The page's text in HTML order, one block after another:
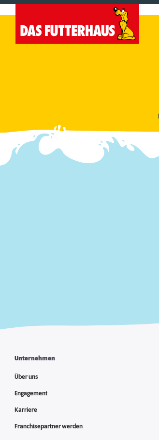
Unternehmen
Über uns
Engagement
Karriere
Franchisepartner werden